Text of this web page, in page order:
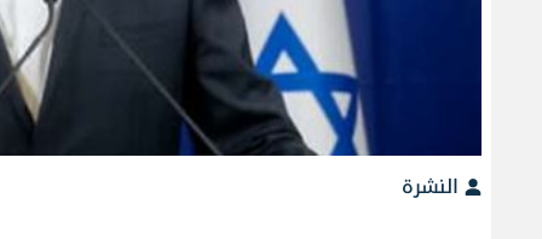
النشرة